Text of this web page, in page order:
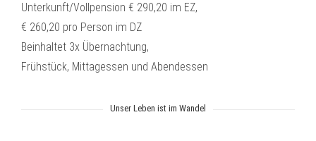
Unterkunft/Vollpension € 290,20 im EZ,
€ 260,20 pro Person im DZ
Beinhaltet 3x Übernachtung,
Frühstück, Mittagessen und Abendessen
Unser Leben ist im Wandel